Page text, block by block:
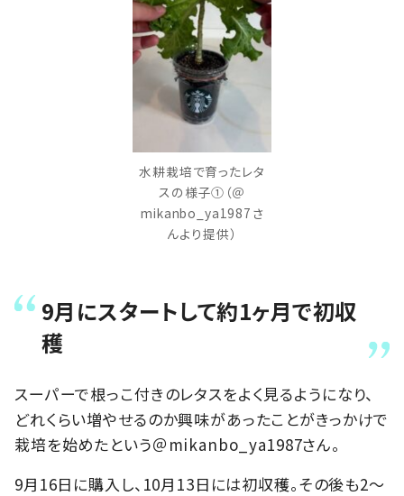
水耕栽培で育ったレタ
スの様子①（＠
mikanbo_ya1987さ
んより提供）
9月にスタートして約1ヶ月で初収
穫
スーパーで根っこ付きのレタスをよく見るようになり、
どれくらい増やせるのか興味があったことがきっかけで
栽培を始めたという＠mikanbo_ya1987さん。
9月16日に購入し、10月13日には初収穫。その後も2〜